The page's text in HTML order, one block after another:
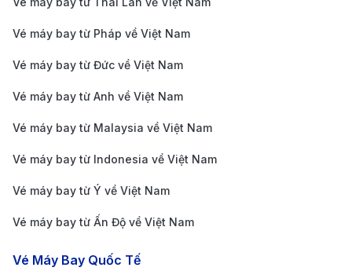
Đường bay từ Siem Reap đến TP. Hồ Chí Minh hiện
lịch và công tác. Giávé máy bay
vào thời điểm đặt vé, hạng ghế, cũng như chính sách
khuyến mãi của từng hãng. Việc theo dõi thường
xuyên giúp bạn dễ dàng lựa chọn được chuyến bay
Giá vé máy bay từ Siem Reap đi TP. Hồ Chí Minh
một chiều từ:3.500.000 - 22.000.000 VND
Vé máy bay từ Pháp về Việt Nam
Vé máy bay từ Đức về Việt Nam
Vé máy bay từ Anh về Việt Nam
Vé máy bay từ Malaysia về Việt Nam
Vé máy bay từ Indonesia về Việt Nam
Vé máy bay từ Ý về Việt Nam
Vé máy bay từ Ấn Độ về Việt Nam
Vé Máy Bay Quốc Tế